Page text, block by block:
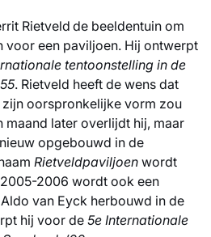
Rietveld de beeldentuin om
voor een paviljoen. Hij ontwerpt
tentoonstelling in de
. Rietveld heeft de wens dat
zijn oorspronkelijke vorm zou
maand later overlijdt hij, maar
opgebouwd in de
Rietveldpaviljoen wordt
2006 wordt ook een
van Eyck herbouwd in de
hij voor de 5e Internationale